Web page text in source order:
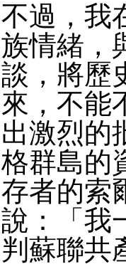
不過，我
族情緒，
談，將歷
來，不能
出激烈的
格群島的
存者的索
說：「我
判蘇聯共